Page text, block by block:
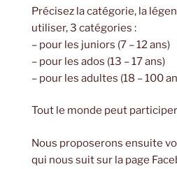
Précisez la catégorie, la
utiliser, 3 catégories :
– pour les juniors (7 – 12 ans)
– pour les ados (13 – 17 ans)
– pour les adultes (18 – 100
Tout le monde peut
Nous proposerons ensuite
qui nous suit sur la page